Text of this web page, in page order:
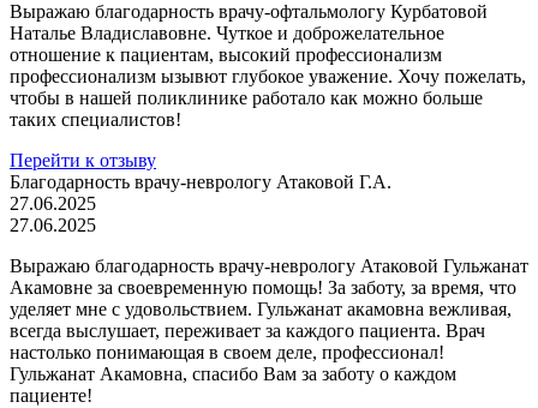
Выражаю благодарность врачу-офтальмологу Курбатовой
Наталье Владиславовне. Чуткое и доброжелательное
отношение к пациентам, высокий профессионализм
профессионализм ызывют глубокое уважение. Хочу пожелать,
чтобы в нашей поликлинике работало как можно больше
таких специалистов!
Перейти к отзыву
Благодарность врачу-неврологу Атаковой Г.А.
27.06.2025
27.06.2025
Выражаю благодарность врачу-неврологу Атаковой Гульжанат
Акамовне за своевременную помощь! За заботу, за время, что
уделяет мне с удовольствием. Гульжанат акамовна вежливая,
всегда выслушает, переживает за каждого пациента. Врач
настолько понимающая в своем деле, профессионал!
Гульжанат Акамовна, спасибо Вам за заботу о каждом
пациенте!